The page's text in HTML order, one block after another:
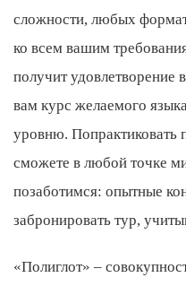
сложности, любых
ко всем вашим
получит
вам курс желаемого
уровню. Попрактиковать
сможете в любой точке
позаботимся: опытные
забронировать тур,
«Полиглот» –